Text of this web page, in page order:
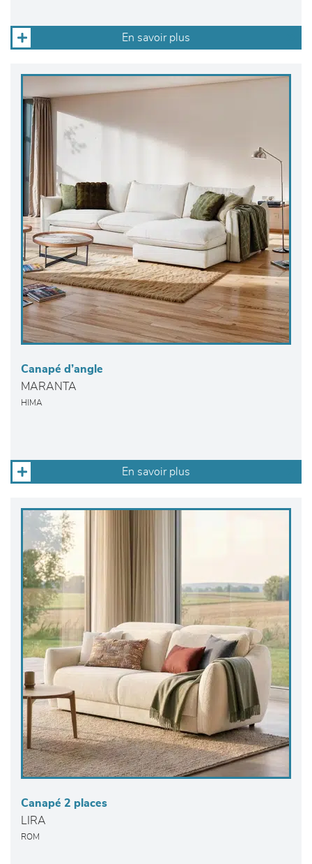
En savoir plus
Canapé d’angle
MARANTA
HIMA
En savoir plus
Canapé 2 places
LIRA
ROM